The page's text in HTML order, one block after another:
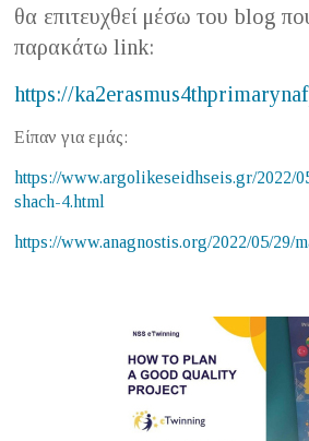
θα επιτευχθεί μέσω του blog
παρακάτω link:
https://
Είπαν για εμάς:
https://www.argolikeseidhseis.gr/2022/
shach-4.html
https://www.anagnostis.org/2022/05/29/